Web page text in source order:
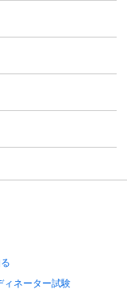
ィネーター試験